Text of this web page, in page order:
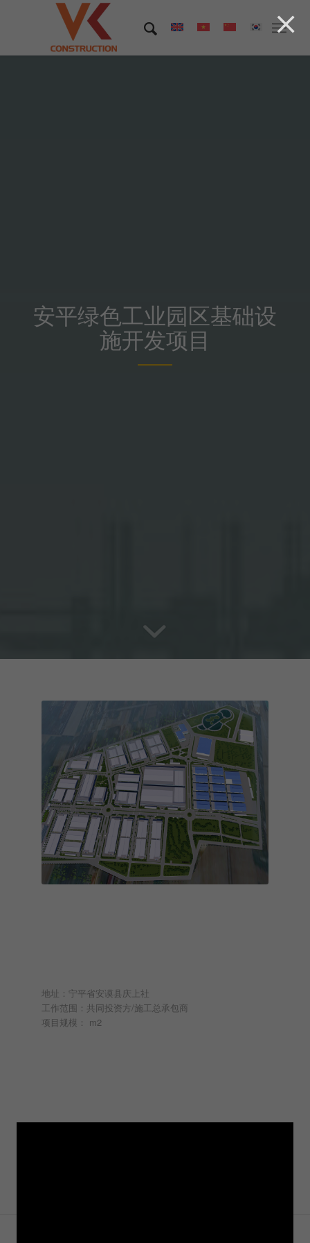
安平绿色工业园区基础设
施开发项目
地址：宁平省安谟县庆上社
工作范围：共同投资方/施工总承包商
项目规模： m2